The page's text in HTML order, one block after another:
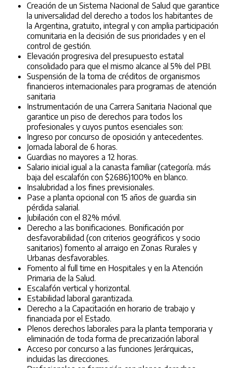
Creación de un Sistema Nacional de Salud que garantice
la universalidad del derecho a todos los habitantes de
la Argentina, gratuito, integral y con amplia participación
comunitaria en la decisión de sus prioridades y en el
control de gestión.
Elevación progresiva del presupuesto estatal
consolidado para que el mismo alcance al 5% del PBI.
Suspensión de la toma de créditos de organismos
financieros internacionales para programas de atención
sanitaria
Instrumentación de una Carrera Sanitaria Nacional que
garantice un piso de derechos para todos los
profesionales y cuyos puntos esenciales son:
Ingreso por concurso de oposición y antecedentes.
Jornada laboral de 6 horas.
Guardias no mayores a 12 horas.
Salario inicial igual a la canasta familiar (categoría. más
baja del escalafón con $2686)100% en blanco.
Insalubridad a los fines previsionales.
Pase a planta opcional con 15 años de guardia sin
pérdida salarial.
Jubilación con el 82% móvil.
Derecho a las bonificaciones. Bonificación por
desfavorabilidad (con criterios geográficos y socio
sanitarios) fomento al arraigo en Zonas Rurales y
Urbanas desfavorables.
Fomento al full time en Hospitales y en la Atención
Primaria de la Salud.
Escalafón vertical y horizontal.
Estabilidad laboral garantizada.
Derecho a la Capacitación en horario de trabajo y
financiada por el Estado.
Plenos derechos laborales para la planta temporaria y
eliminación de toda forma de precarización laboral
Acceso por concurso a las funciones Jerárquicas,
incluidas las direcciones.